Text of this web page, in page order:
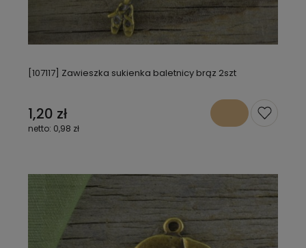
[107117] Zawieszka sukienka baletnicy brąz 2szt
1,20 zł
0,98 zł